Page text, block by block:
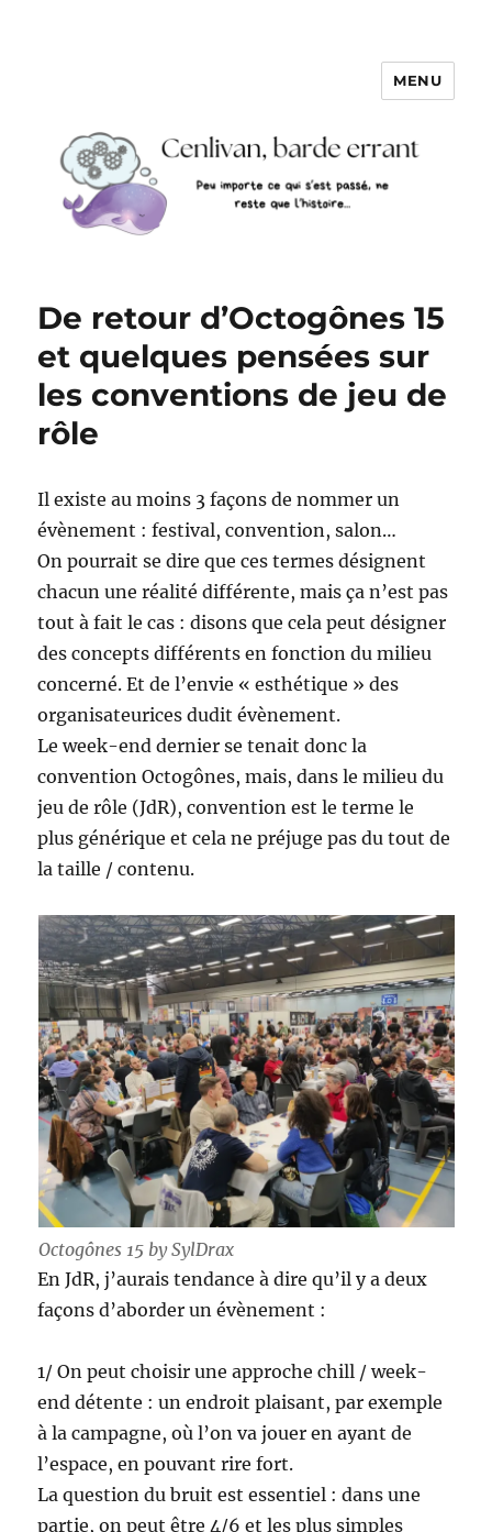
MENU
De retour d’Octogônes 15
et quelques pensées sur
les conventions de jeu de
rôle
Il existe au moins 3 façons de nommer un
évènement : festival, convention, salon…
On pourrait se dire que ces termes désignent
chacun une réalité différente, mais ça n’est pas
tout à fait le cas : disons que cela peut désigner
des concepts différents en fonction du milieu
concerné. Et de l’envie « esthétique » des
organisateurices dudit évènement.
Le week-end dernier se tenait donc la
convention Octogônes, mais, dans le milieu du
jeu de rôle (JdR), convention est le terme le
plus générique et cela ne préjuge pas du tout de
la taille / contenu.
Octogônes 15 by SylDrax
En JdR, j’aurais tendance à dire qu’il y a deux
façons d’aborder un évènement :
1/ On peut choisir une approche chill / week-
end détente : un endroit plaisant, par exemple
à la campagne, où l’on va jouer en ayant de
l’espace, en pouvant rire fort.
La question du bruit est essentiel : dans une
partie, on peut être 4/6 et les plus simples